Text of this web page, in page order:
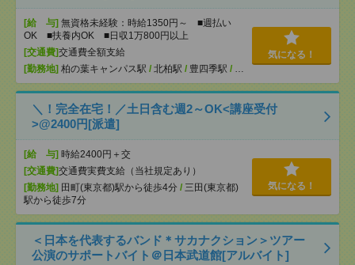
[給 与] 無資格未経験：時給1350円～ ■週払い
OK ■扶養内OK ■日収1万800円以上
[交通費]交通費全額支給
[勤務地] 柏の葉キャンパス駅 / 北柏駅 / 豊四季駅 / …
気になる！
＼！完全在宅！／土日含む週2～OK<講座受付
>@2400円[派遣]
[給 与] 時給2400円＋交
[交通費]交通費実費支給（当社規定あり）
[勤務地] 田町(東京都)駅から徒歩4分 / 三田(東京都)
駅から徒歩7分
気になる！
＜日本を代表するバンド＊サカナクション＞ツアー
公演のサポートバイト＠日本武道館[アルバイト]